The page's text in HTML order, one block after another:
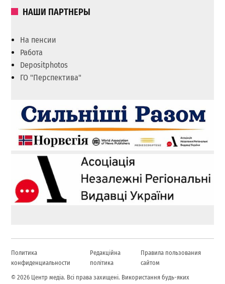
НАШИ ПАРТНЕРЫ
На пенсии
Работа
Depositphotos
ГО "Перспектива"
Политика
конфиденциальности
Редакційна
політика
Правила пользования
сайтом
© 2026 Центр медіа. Всі права захищені. Використання будь-яких